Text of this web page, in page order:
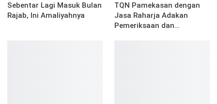
Sebentar Lagi Masuk Bulan
Rajab, Ini Amaliyahnya
TQN Pamekasan dengan
Jasa Raharja Adakan
Pemeriksaan dan…